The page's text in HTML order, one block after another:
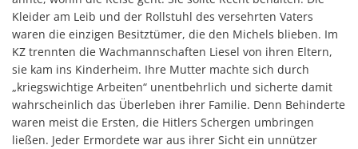
Kleider am Leib und der Rollstuhl des versehrten Vaters
waren die einzigen Besitztümer, die den Michels blieben. Im
KZ trennten die Wachmannschaften Liesel von ihren Eltern,
sie kam ins Kinderheim. Ihre Mutter machte sich durch
„kriegswichtige Arbeiten“ unentbehrlich und sicherte damit
wahrscheinlich das Überleben ihrer Familie. Denn Behinderte
waren meist die Ersten, die Hitlers Schergen umbringen
ließen. Jeder Ermordete war aus ihrer Sicht ein unnützer